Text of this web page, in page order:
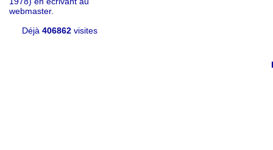
webmaster.
Déjà 406862 visites